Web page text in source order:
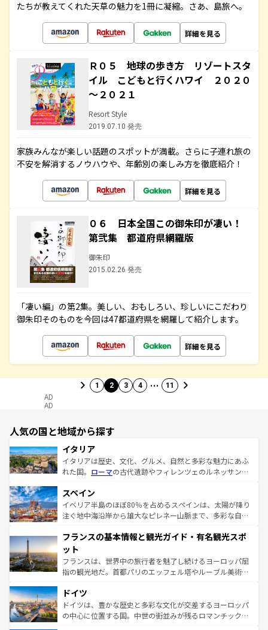
たちが教えてくれた天草の魅力を1冊に凝縮。さあ、島旅へ。
詳細を見る
Ｒ０５ 地球の歩き方 リゾートスタ
イル こどもと行くハワイ ２０２０
～２０２１
Resort Style
2019.07.10 発売
家族みんなが楽しい話題のスポットが満載。さらに子連れ旅の
不安を解消するノウハウや、年齢別の楽しみ方を徹底紹介！
詳細を見る
０６ 日本全国この御朱印が凄い！
第弐集 都道府県網羅版
御朱印
2015.02.26 発売
「凄い編」の第2集。美しい、おもしろい、珍しいにこだわり
御朱印そのものを今回は47都道府県を網羅して紹介します。
詳細を見る
1 2 3 4 … 11
AD
AD
人気の国と地域から探す
イタリア
イタリアは歴史、文化、グルメ、自然と多彩な魅力にあふ
れた国。 ローマの古代遺跡やフィレンツェのルネッサンス
ろん、トスカーナの美しい田園風景やアマルフィ海岸の絶
景など、自然景観も見逃せない。観光の合間には、本場の
ピザやパスタなど、絶品のイタリア料理を堪能することも
ませてくれるイタリアで、忘れられない旅をしてみよう！
なお、新着のイタリア情報は
しい。
スペイン
イベリア半島のほぼ80％を占めるスペインは、太陽が降り
注ぐ地中海沿岸から雄大なピレネー山脈まで、多彩な自然
文化が根付くこの国では、情熱的なフラメンコ、熱気あふ
れる闘牛、そして美味しいタパスが生活の一部となってい
る。首都マドリードの洗練された雰囲気や、バルセロナの
アートに溢れた街角から、地方では古代ローマ遺跡や中世
せる。地方によって風土や気候が異なるスペインはその個
性で訪れる人を魅了する。 なお、新着のスペイン情報は コ
ンテンツ一覧を参照してほしい。
フランスの基本情報と観光ガイド・有名観光スポ
ット
フランスは、世界中の旅行者を魅了し続けるヨーロッパ屈
指の観光地だ。首都パリのエッフェル塔やルーブル美術館
で、幅広い魅力が詰まっている。華麗な宮殿、歴史的な大
聖堂、美しいビーチ、そして豊かな自然が、訪れる者を心
から魅了する。また、フランスは美食の国としても知ら
ドイツ
ドイツは、豊かな歴史と多彩な文化が交差するヨーロッパ
の中心に位置する国。中世の街並みが残るロマンチック街